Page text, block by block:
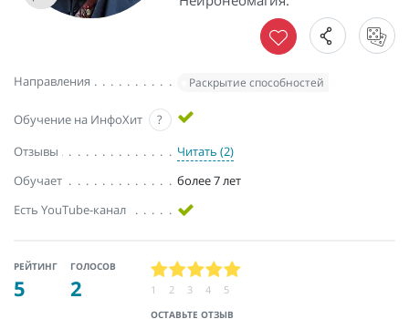
Направления Раскрытие способностей
Обучение на ИнфоХит
?
Отзывы
Читать (2)
Обучает
более 7 лет
Есть YouTube-канал
РЕЙТИНГ
5
ГОЛОСОВ
2
ОСТАВЬТЕ ОТЗЫВ
1 2 3 4 5